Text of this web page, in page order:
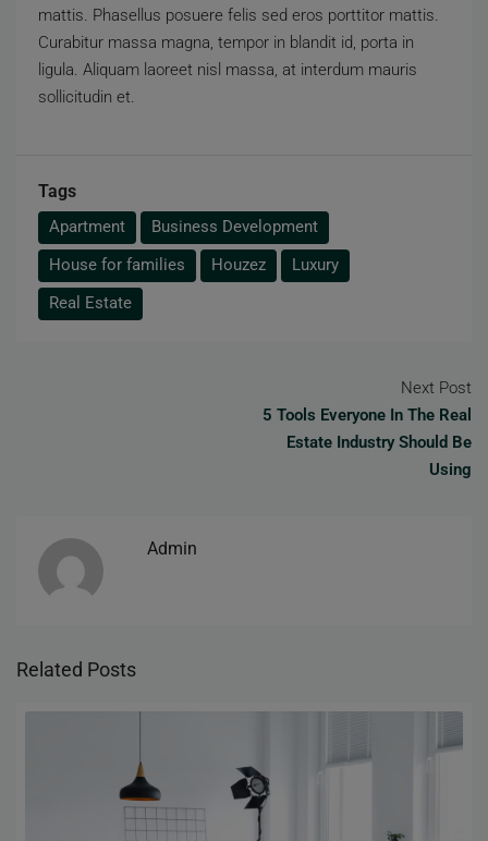
mattis. Phasellus posuere felis sed eros porttitor mattis.
Curabitur massa magna, tempor in blandit id, porta in
ligula. Aliquam laoreet nisl massa, at interdum mauris
sollicitudin et.
Tags
Apartment
Business Development
House for families
Houzez
Luxury
Real Estate
Next Post
5 Tools Everyone In The Real
Estate Industry Should Be
Using
Admin
Related Posts